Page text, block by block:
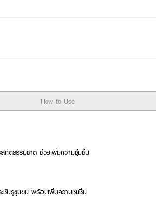
How to Use
ดธรรมชาติ ช่วยเพิ่มความชุ่มชื้น
ชับรูขุมขน พร้อมเพิ่มความชุ่มชื้น